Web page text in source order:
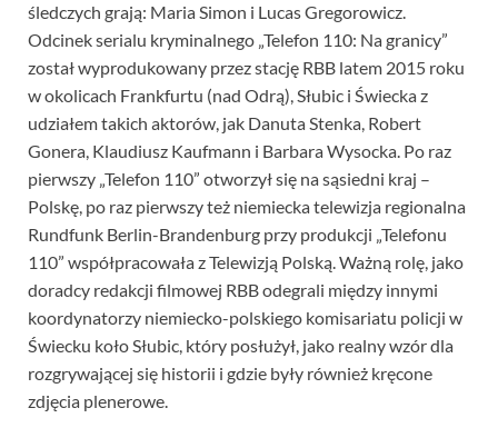
śledczych grają: Maria Simon i Lucas Gregorowicz.
Odcinek serialu kryminalnego „Telefon 110: Na granicy”
został wyprodukowany przez stację RBB latem 2015 roku
w okolicach Frankfurtu (nad Odrą), Słubic i Świecka z
udziałem takich aktorów, jak Danuta Stenka, Robert
Gonera, Klaudiusz Kaufmann i Barbara Wysocka. Po raz
pierwszy „Telefon 110” otworzył się na sąsiedni kraj –
Polskę, po raz pierwszy też niemiecka telewizja regionalna
Rundfunk Berlin-Brandenburg przy produkcji „Telefonu
110” współpracowała z Telewizją Polską. Ważną rolę, jako
doradcy redakcji filmowej RBB odegrali między innymi
koordynatorzy niemiecko-polskiego komisariatu policji w
Świecku koło Słubic, który posłużył, jako realny wzór dla
rozgrywającej się historii i gdzie były również kręcone
zdjęcia plenerowe.